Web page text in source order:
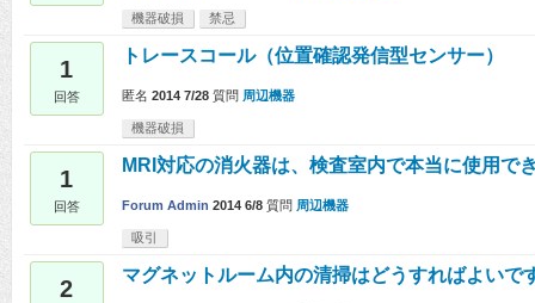
機器破損 禁忌
1
回答
トレースコール（位置確認発信型センサー）
匿名 2014 7/28 質問 周辺機器
機器破損
1
回答
MRI対応の消火器は、検査室内で本当に使用で
Forum Admin 2014 6/8 質問 周辺機器
吸引
2
マグネットルーム内の清掃はどうすればよいで